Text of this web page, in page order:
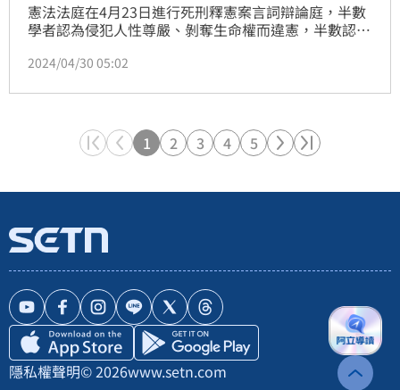
憲法法庭在4月23日進行死刑釋憲案言詞辯論庭，半數
學者認為侵犯人性尊嚴、剝奪生命權而違憲，半數認為
勿僅重視加害人，應合憲。《三立新聞網》為了解網友
認為「不該廢除死刑」。
2024/04/30 05:02
1 2 3 4 5
隱私權聲明© 2026www.setn.com